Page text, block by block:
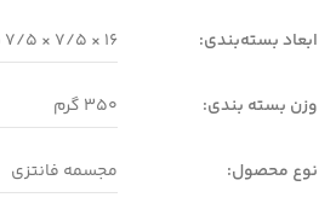
ابعاد بسته‌بندی:
وزن بسته بندی:
نوع محصول:
16 × 7/5 × 7/5 سانتی‌متر
350 گرم
مجسمه فانتزی